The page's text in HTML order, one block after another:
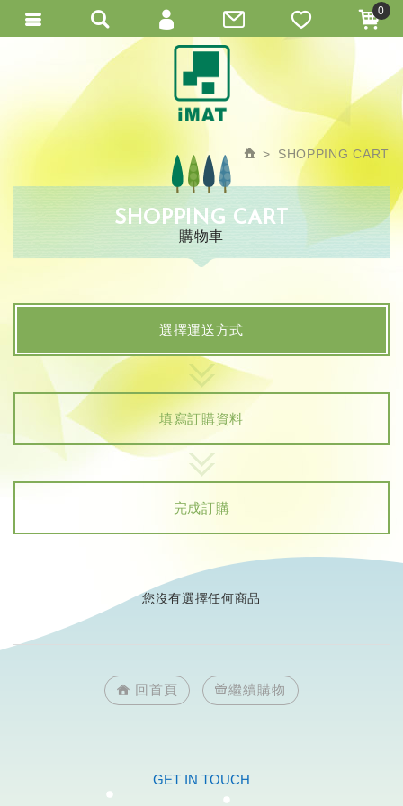
SHOPPING CART
SHOPPING CART
購物車
選擇運送方式
填寫訂購資料
完成訂購
您沒有選擇任何商品
回首頁 繼續購物
GET IN TOUCH
0
會員登入
會員註冊
忘記密碼
訂單查詢
繁體中文